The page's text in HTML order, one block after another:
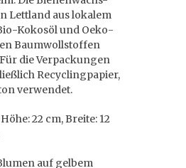
Lettland aus lokalem
Kokosöl und Oeko-
Baumwollstoffen
die Verpackungen
Recyclingpapier,
verwendet.
22 cm, Breite: 12
auf gelbem